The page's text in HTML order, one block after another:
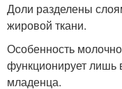
Доли разделены
жировой ткани.
Особенность
функционирует лишь
младенца.